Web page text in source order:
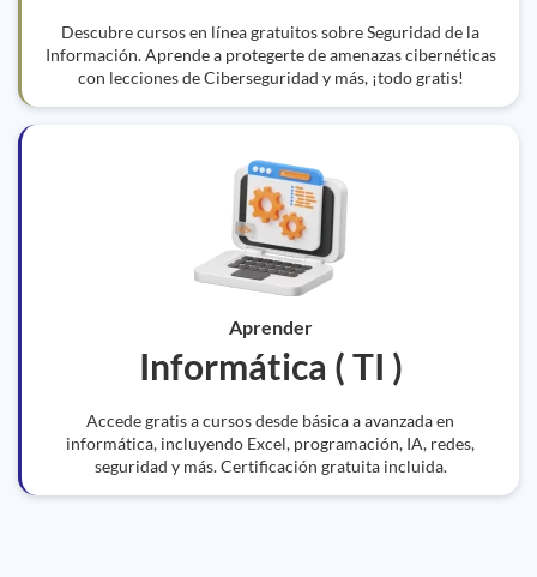
Descubre cursos en línea gratuitos sobre Seguridad de la
Información. Aprende a protegerte de amenazas cibernéticas
con lecciones de Ciberseguridad y más, ¡todo gratis!
Aprender
Informática ( TI )
Accede gratis a cursos desde básica a avanzada en
informática, incluyendo Excel, programación, IA, redes,
seguridad y más. Certificación gratuita incluida.